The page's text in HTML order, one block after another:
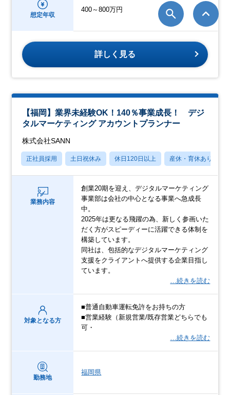
想定年収
400～800万円
詳しく見る
【福岡】業界未経験OK！140％事業成長！ デジ
タルマーケティング アカウントプランナー
株式会社SANN
正社員採用 土日祝休み 休日120日以上 産休・育休あり
業務内容
創業20期を迎え、デジタルマーケティング
事業部は会社の中心となる事業へ急成長
中。
2025年は更なる飛躍の為、新しく参画いた
だく方がスピーディーに活躍できる体制を
構築しています。
同社は、包括的なデジタルマーケティング
支援をクライアントへ提供する企業目指し
ています。
…続きを読む
対象となる方
■普通自動車運転免許をお持ちの方
■営業経験（新規営業/既存営業どちらでも
可・
…続きを読む
勤務地
福岡県